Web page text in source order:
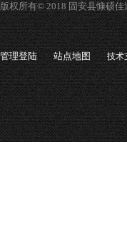
版权所有© 2018 固安县慷硕
管理登陆 站点地图 技术